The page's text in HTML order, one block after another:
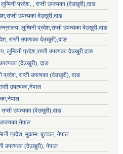
प्रदेश, , राप्ती उपत्यका (देउखुरी),दाङ
उपत्यका देउखुरी,दाङ
लुम्बिनी प्रदेश,राप्ती उपत्यका देउखुरी,दाङ
राप्ती उपत्यका देउखुरी),दाङ
लुम्बिनी प्रदेश,राप्ती उपत्यका देउखुरी,दाङ
उपत्यका (देउखुरी), दाङ
प्रदेश, राप्ती उपत्यका (देउखुरी), दाङ
उपत्यका,नेपाल
उपत्यका (देउखुरी),दाङ
उपत्यका,नेपाल
प्रदेश, मुकामः बुटवल, नेपाल
उपत्यका (देउखुरी), नेपाल